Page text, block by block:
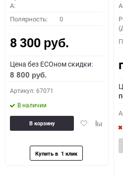
A:
Полярность: 0
8 300 руб.
Цена без ECOном скидки:
8 800 руб.
Артикул: 67071
В наличии
ДобавитьДобавить
В корзину